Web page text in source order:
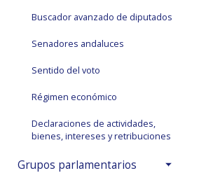
Buscador avanzado de diputados
Senadores andaluces
Sentido del voto
Régimen económico
Declaraciones de actividades,
bienes, intereses y retribuciones
Grupos parlamentarios